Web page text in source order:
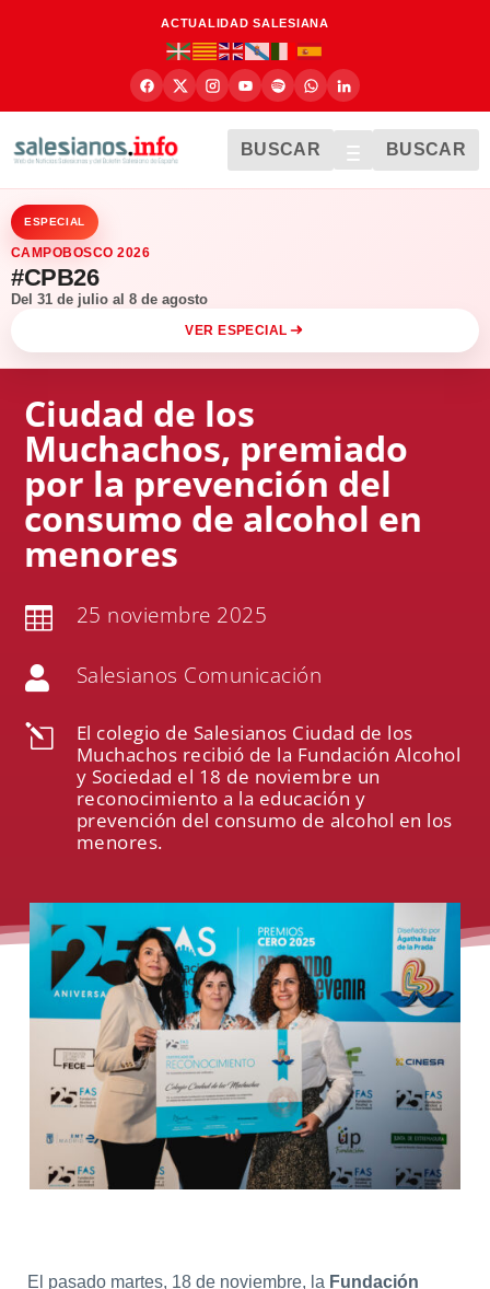
ACTUALIDAD SALESIANA
BUSCAR BUSCAR
ESPECIAL
CAMPOBOSCO 2026
#CPB26
Del 31 de julio al 8 de agosto
VER ESPECIAL
Ciudad de los
Muchachos, premiado
por la prevención del
consumo de alcohol en
menores
 25 noviembre 2025
 Salesianos Comunicación
l
El colegio de Salesianos Ciudad de los
Muchachos recibió de la Fundación Alcohol
y Sociedad el 18 de noviembre un
reconocimiento a la educación y
prevención del consumo de alcohol en los
menores.
El pasado martes, 18 de noviembre, la Fundación